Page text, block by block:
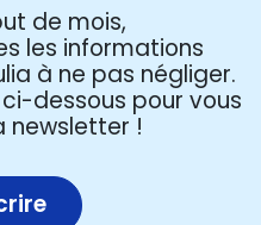
de mois,
les informations
à ne pas négliger.
dessous pour vous
newsletter !